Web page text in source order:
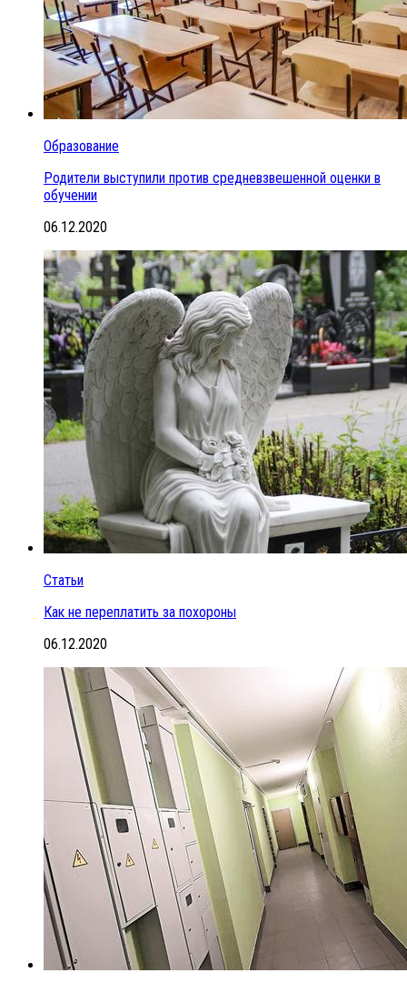
Образование
Родители выступили против средневзвешенной оценки в
обучении
06.12.2020
Статьи
Как не переплатить за похороны
06.12.2020